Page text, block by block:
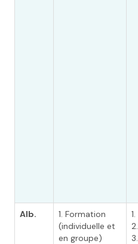
Alb.
1. Formation
(individuelle et
en groupe)
1.
2.
3.